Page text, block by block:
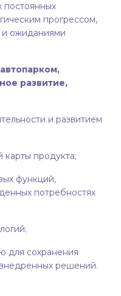
постоянных
прогрессом,
и ожиданиями
развитие,
и развитием
продукта;
функций,
потребностях
для сохранения
решений.